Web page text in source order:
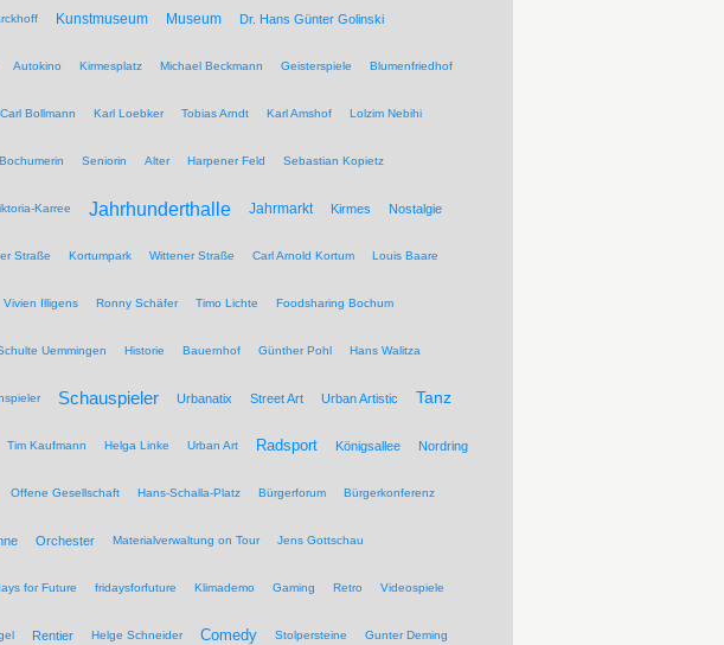
Kunstmuseum Museum Dr. Hans Günter Golinski
Autokino Kirmesplatz Michael Beckmann Geisterspiele Blumenfriedhof
Carl Bollmann Karl Loebker Tobias Arndt Karl Amshof Lolzim Nebihi
Bochumerin Seniorin Alter Harpener Feld Sebastian Kopietz
Karree Jahrhunderthalle Jahrmarkt Kirmes Nostalgie
Straße Kortumpark Wittener Straße Carl Arnold Kortum Louis Baare
Vivien Illigens Ronny Schäfer Timo Lichte Foodsharing Bochum
Uemmingen Historie Bauernhof Günther Pohl Hans Walitza
Schauspieler Urbanatix Street Art Urban Artistic Tanz
Tim Kaufmann Helga Linke Urban Art Radsport Königsallee Nordring
Offene Gesellschaft Hans-Schalla-Platz Bürgerforum Bürgerkonferenz
Orchester Materialverwaltung on Tour Jens Gottschau
for Future fridaysforfuture Klimademo Gaming Retro Videospiele
Rentier Helge Schneider Comedy Stolpersteine Gunter Deming